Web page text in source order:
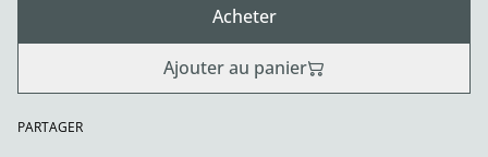
Acheter
Ajouter au panier
PARTAGER